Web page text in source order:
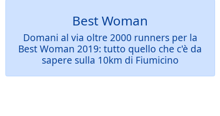
Best Woman
Domani al via oltre 2000 runners per la
Best Woman 2019: tutto quello che c'è da
sapere sulla 10km di Fiumicino